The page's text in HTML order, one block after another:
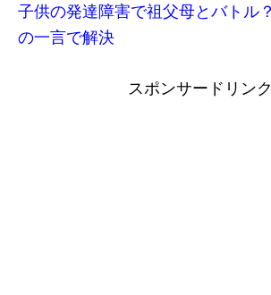
子供の発達障害で祖父母とバトル
の一言で解決
スポンサードリンク